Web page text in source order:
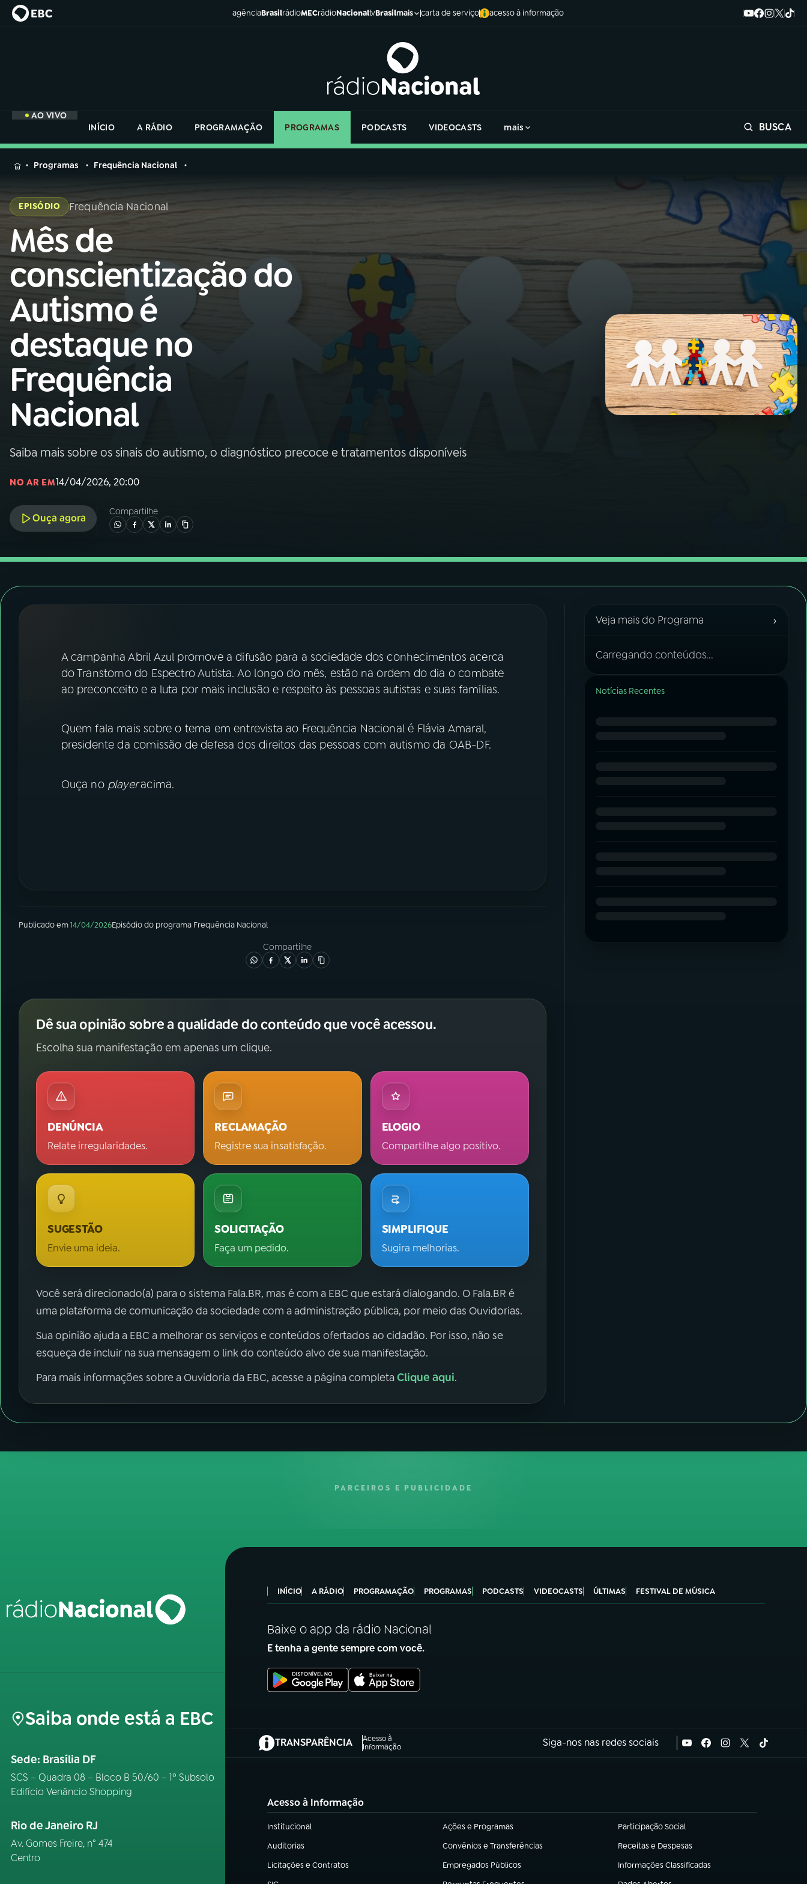
agênciaBrasilrádioMECrádioNacionaltvBrasilmais carta de serviço acesso à informação
AO VIVO
INÍCIO
A RÁDIO PROGRAMAÇÃO PROGRAMAS PODCASTS VIDEOCASTS mais BUSCA
MENU
Buscar
na
Rádio
Nacional
AO VIVO
01INÍCIO
02A RÁDIO
03PROGRAMAÇÃO
04 PROGRAMAS
Instagram X
na
Rádio
Nacional
Programas Frequência Nacional
EPISÓDIO Frequência Nacional
Mês de
conscientização do
Autismo é
destaque no
Frequência
Nacional
Saiba mais sobre os sinais do autismo, o diagnóstico precoce e tratamentos disponíveis
NO AR EM14/04/2026, 20:00
Ouça agora
Compartilhe
A campanha Abril Azul promove a difusão para a sociedade dos conhecimentos acerca
do Transtorno do Espectro Autista. Ao longo do mês, estão na ordem do dia o combate
ao preconceito e a luta por mais inclusão e respeito às pessoas autistas e suas famílias.
Quem fala mais sobre o tema em entrevista ao Frequência Nacional é Flávia Amaral,
presidente da comissão de defesa dos direitos das pessoas com autismo da OAB-DF.
Ouça no playeracima.
Publicado em14/04/2026Episódiodo programa Frequência Nacional
Compartilhe
Dê sua opinião sobre a qualidade do conteúdo que você acessou.
Escolha sua manifestação em apenas um clique.
DENÚNCIA
Relate irregularidades.
RECLAMAÇÃO
Registre sua insatisfação.
ELOGIO
Compartilhe algo positivo.
SUGESTÃO
Envie uma ideia.
SOLICITAÇÃO
Faça um pedido.
SIMPLIFIQUE
Sugira melhorias.
Você será direcionado(a) para o sistema Fala.BR, mas é com a EBC que estará dialogando. O Fala.BR é
uma plataforma de comunicação da sociedade com a administração pública, por meio das Ouvidorias.
Sua opinião ajuda a EBC a melhorar os serviços e conteúdos ofertados ao cidadão. Por isso, não se
esqueça de incluir na sua mensagem o link do conteúdo alvo de sua manifestação.
Para mais informações sobre a Ouvidoria da EBC, acesse a página completaClique aqui.
Veja mais do Programa ›
Carregando conteúdos...
Notícias Recentes
PARCEIROS E PUBLICIDADE
Saiba onde está a EBC
Sede: Brasília DF
SCS – Quadra 08 – Bloco B 50/60 – 1º Subsolo
Edifício Venâncio Shopping
Rio de Janeiro RJ
Av. Gomes Freire, n° 474
Centro
INÍCIO A RÁDIO PROGRAMAÇÃO PROGRAMAS PODCASTS VIDEOCASTS ÚLTIMAS FESTIVAL DE MÚSICA
Baixe o app da rádio Nacional
E tenha a gente sempre com você.
TRANSPARÊNCIA
Acesso à
Informação
(abre em nova aba) Siga-nos nas redes sociais
Acesso à Informação
Institucional
(abre em nova aba) Ações e Programas
(abre em nova aba) Participação Social
(abre em nova aba)
Auditorias
(abre em nova aba) Convênios e Transferências
(abre em nova aba) Receitas e Despesas
(abre em nova aba)
Licitações e Contratos
(abre em nova aba) Empregados Públicos
(abre em nova aba) Informações Classificadas
(abre em nova aba)